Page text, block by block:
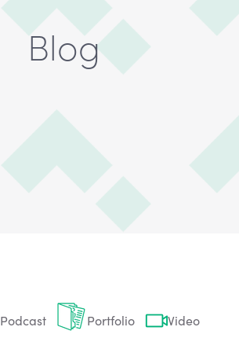
Blog
Podcast Portfolio Video